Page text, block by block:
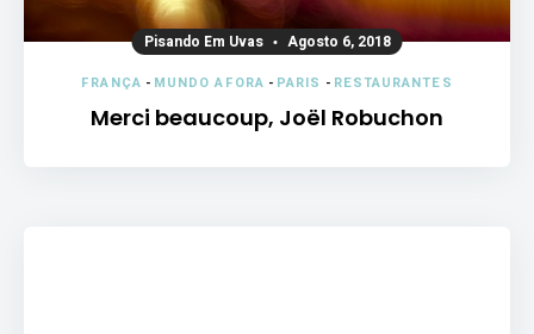
Pisando Em Uvas Agosto 6, 2018
FRANÇA - MUNDO AFORA - PARIS - RESTAURANTES
Merci beaucoup, Joël Robuchon